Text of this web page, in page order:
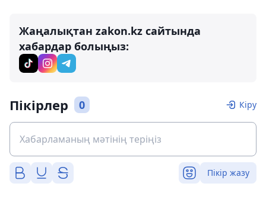
Жаңалықтан zakon.kz сайтында
хабардар болыңыз:
Пікірлер 0 Кіру
Пікір жазу